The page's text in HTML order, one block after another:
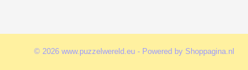
© 2026 www.puzzelwereld.eu - Powered by Shoppagina.nl